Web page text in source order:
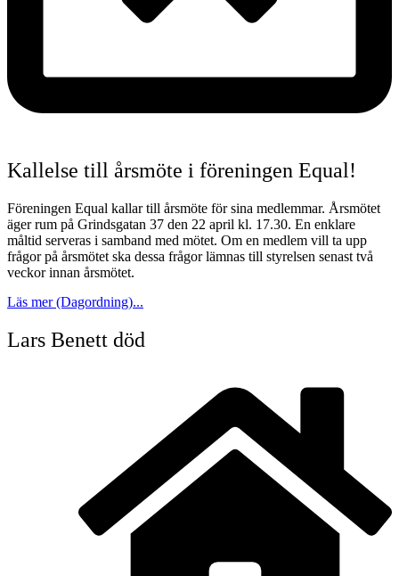
Kallelse till årsmöte i föreningen Equal!
Föreningen Equal kallar till årsmöte för sina medlemmar. Årsmötet
äger rum på Grindsgatan 37 den 22 april kl. 17.30. En enklare
måltid serveras i samband med mötet. Om en medlem vill ta upp
frågor på årsmötet ska dessa frågor lämnas till styrelsen senast två
veckor innan årsmötet.
Läs mer (Dagordning)...
Lars Benett död